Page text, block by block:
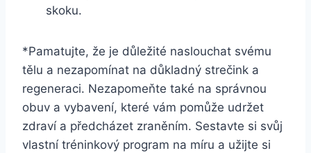
skoku.
*Pamatujte, že je důležité naslouchat svému
tělu a nezapomínat na důkladný strečink a
regeneraci. Nezapomeňte také na správnou
obuv a vybavení, které vám pomůže udržet
zdraví a předcházet zraněním. Sestavte si svůj
vlastní tréninkový program na míru a užijte si